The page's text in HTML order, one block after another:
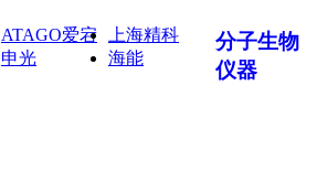
ATAGO爱宕 上海精科
申光 海能
分子生物
仪器